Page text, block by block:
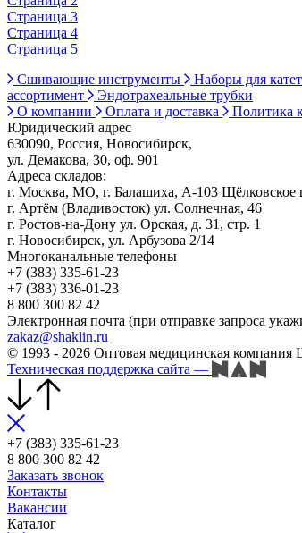
Страница 3
Страница 4
Страница 5
Сшивающие инструменты
Наборы для
ассортимент
Эндотрахеальные трубки
О компании
Оплата и доставка Политика
Юридический адрес
630090, Россия, Новосибирск,
ул. Демакова, 30, оф. 901
Адреса складов:
г. Москва, МО, г. Балашиха, А-103 Щёлковское
г. Артём (Владивосток) ул. Солнечная, 46
г. Ростов-на-Дону ул. Орская, д. 31, стр. 1
г. Новосибирск, ул. Арбузова 2/14
Многоканальные телефоны
+7 (383) 335-61-23
+7 (383) 336-01-23
8 800 300 82 42
Электронная почта (при отправке запроса
zakaz@shaklin.ru
© 1993 - 2026 Оптовая медицинская компания
Техническая поддержка сайта —
+7 (383) 335-61-23
8 800 300 82 42
Заказать звонок
Контакты
Вакансии
Каталог